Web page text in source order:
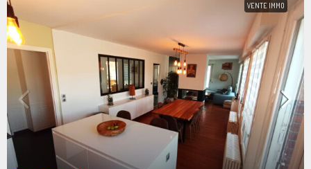
VENTE IMMO